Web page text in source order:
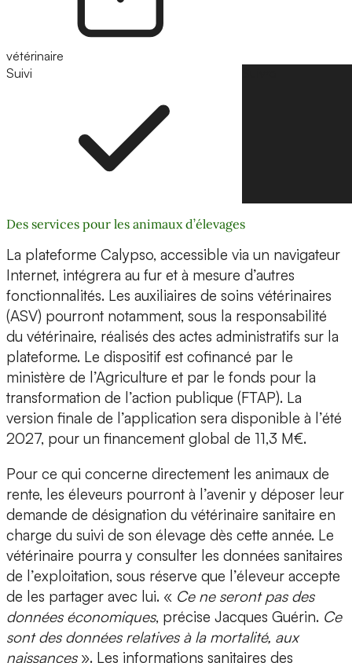
vétérinaire
Suivi
Des services pour les animaux d’élevages
La plateforme Calypso, accessible via un navigateur
Internet, intégrera au fur et à mesure d’autres
fonctionnalités. Les auxiliaires de soins vétérinaires
(ASV) pourront notamment, sous la responsabilité
du vétérinaire, réalisés des actes administratifs sur la
plateforme. Le dispositif est cofinancé par le
ministère de l’Agriculture et par le fonds pour la
transformation de l’action publique (FTAP). La
version finale de l’application sera disponible à l’été
2027, pour un financement global de 11,3 M€.
Pour ce qui concerne directement les animaux de
rente, les éleveurs pourront à l’avenir y déposer leur
demande de désignation du vétérinaire sanitaire en
charge du suivi de son élevage dès cette année. Le
vétérinaire pourra y consulter les données sanitaires
de l’exploitation, sous réserve que l’éleveur accepte
de les partager avec lui. « Ce ne seront pas des
données économiques, précise Jacques Guérin. Ce
sont des données relatives à la mortalité, aux
naissances ». Les informations sanitaires des